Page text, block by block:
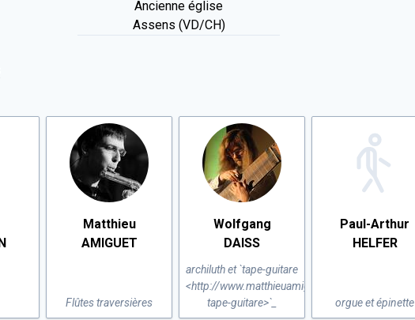
Ancienne église
Assens (VD/CH)
Matthieu
AMIGUET
Flûtes traversières
Wolfgang
DAISS
archiluth et `tape-guitare
<http://www.matthieuamiguet.ch/blog/la-
tape-guitare>`_
Paul-Arthur
HELFER
orgue et épinette